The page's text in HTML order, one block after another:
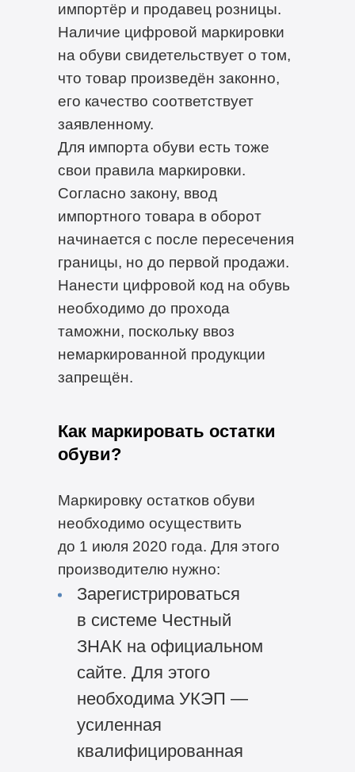
импортёр и продавец розницы.
Наличие цифровой маркировки
на обуви свидетельствует о том,
что товар произведён законно,
его качество соответствует
заявленному.
Для импорта обуви есть тоже
свои правила маркировки.
Согласно закону, ввод
импортного товара в оборот
начинается с после пересечения
границы, но до первой продажи.
Нанести цифровой код на обувь
необходимо до прохода
таможни, поскольку ввоз
немаркированной продукции
запрещён.
Как маркировать остатки
обуви?
Маркировку остатков обуви
необходимо осуществить
до 1 июля 2020 года. Для этого
производителю нужно:
Зарегистрироваться
в системе Честный
ЗНАК на официальном
сайте. Для этого
необходима УКЭП —
усиленная
квалифицированная